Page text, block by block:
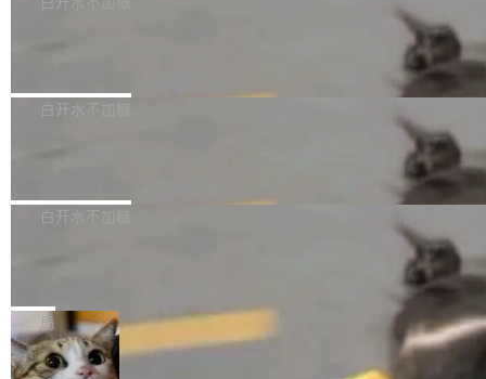
自研的多个文生3D和...
整性保护。效果是：吞吐量提升 41%，每 token
让语音识别不再只是听清，而是真正听懂。通过
w 不要求标准普通话，方言识别覆盖粤语、吴语
新和少量网页兼容性修复版本。 Changes/fixe
容提供的字体时出现的几个问题 为避免音频加
质的最低采样率）的音频格式将被拒绝 修复了 C
SS 圆角虚线样式中可能存在的问题 如果表单中
的图像元素不在同一个子树中，则它们将不再关
白开水不加糖
发布的 Release Notes，他利用 AI 工具（如 Co
最强的若干项。对于尚未正式发版的 PG 19，则
通过拉取过去一年内（从 PG 18 Beta1 时间点
至今）的所有 commit，同样交由 AI 分析提炼。
白开水不加糖
维护工作一直与我的日常工作、家务、社交生活
和休闲娱乐竞争时间。" 这是 libexpat 维护者 S
ebastian Pipping 写在博客里的话。8 月 4 日，
局
Firefox 153.0.3 发布